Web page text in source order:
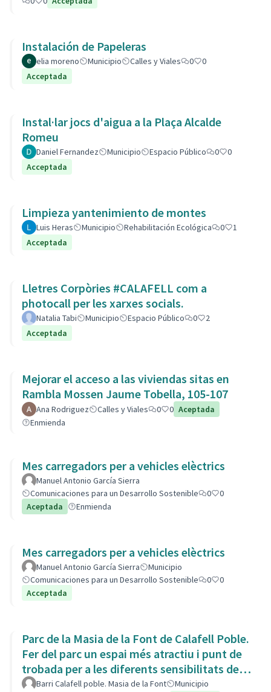
Instalación de Papeleras
elia moreno Municipio Calles y Viales 0
0
Acceptada
Instal·lar jocs d'aigua a la Plaça Alcalde
Romeu
Daniel Fernandez Municipio Espacio Público 0
0
Acceptada
Limpieza yantenimiento de montes
Luis Heras Municipio Rehabilitación Ecológica 0
1
Acceptada
Lletres Corpòries #CALAFELL com a
photocall per les xarxes socials.
Natalia Tabi Municipio Espacio Público 0
2
Acceptada
Mejorar el acceso a las viviendas sitas en
Rambla Mossen Jaume Tobella, 105-107
Ana Rodriguez Calles y Viales 0 0 Aceptada
Enmienda
Mes carregadors per a vehicles elèctrics
Manuel Antonio García Sierra
Comunicaciones para un Desarrollo Sostenible
0
0
Aceptada
Enmienda
Mes carregadors per a vehicles elèctrics
Manuel Antonio García Sierra
Municipio
Comunicaciones para un Desarrollo Sostenible
0
0
Acceptada
Parc de la Masia de la Font de Calafell Poble.
Fer del parc un espai més atractiu i punt de
trobada per a les diferents sensibilitats del
barri.Barri Calafell poble. Masia de la Font
Municipio